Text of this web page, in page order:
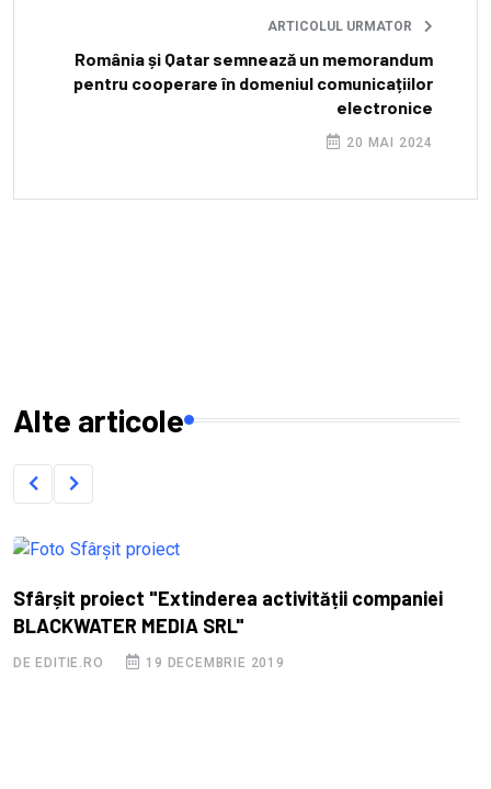
ARTICOLUL URMATOR
România și Qatar semnează un memorandum
pentru cooperare în domeniul comunicațiilor
electronice
20 MAI 2024
Alte articole
Sfârșit proiect "Extinderea activității companiei
BLACKWATER MEDIA SRL"
DE EDITIE.RO 19 DECEMBRIE 2019